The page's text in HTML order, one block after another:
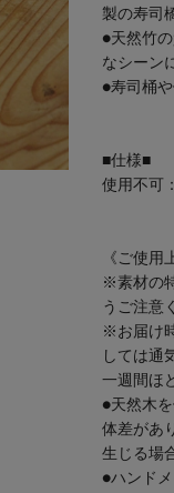
製の寿司
●天然竹
なシーン
●寿司桶
■仕様■
使用不可
《ご使用
※素材の
うご注意
※お届け
しては通
一週間ほ
●天然木
体差があ
生じる場
●ハンド